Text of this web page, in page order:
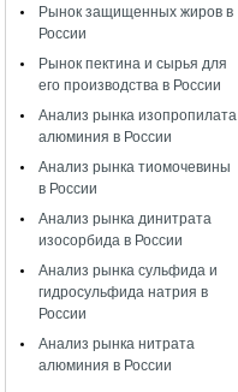
Рынок защищенных жиров в
России
Рынок пектина и сырья для
его производства в России
Анализ рынка изопропилата
алюминия в России
Анализ рынка тиомочевины
в России
Анализ рынка динитрата
изосорбида в России
Анализ рынка сульфида и
гидросульфида натрия в
России
Анализ рынка нитрата
алюминия в России